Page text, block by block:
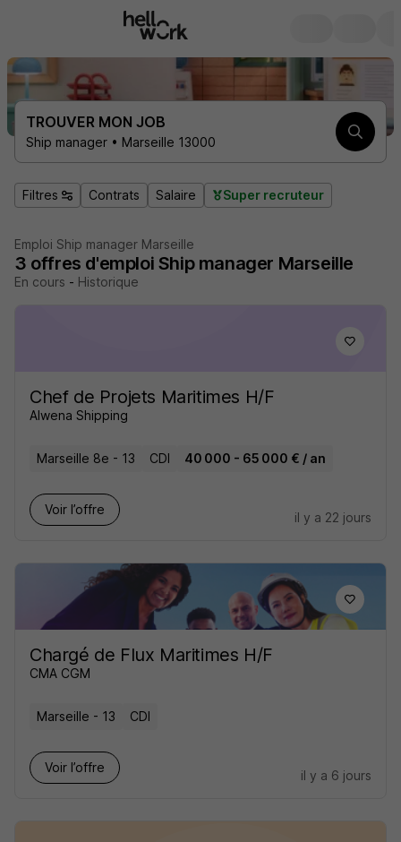
TROUVER MON JOB
Ship manager • Marseille 13000
Filtres Contrats Salaire Super recruteur
Emploi Ship manager Marseille
3 offres d'emploi Ship manager Marseille
En cours - Historique
Chef de Projets Maritimes H/F
Alwena Shipping
Marseille 8e - 13 CDI 40 000 - 65 000 € / an
Voir l’offre
il y a 22 jours
Chargé de Flux Maritimes H/F
CMA CGM
Marseille - 13 CDI
Voir l’offre
il y a 6 jours